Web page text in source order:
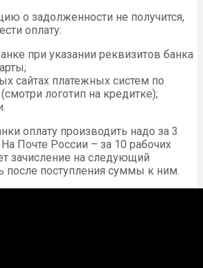
о задолженности не получится,
оплату:
при указании реквизитов банка
сайтах платежных систем по
логотип на кредитке);
оплату производить надо за 3
Почте России – за 10 рабочих
зачисление на следующий
после поступления суммы к ним.